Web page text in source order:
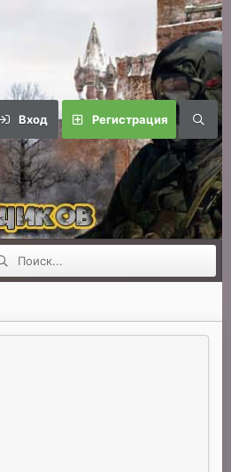
Вход Регистрация